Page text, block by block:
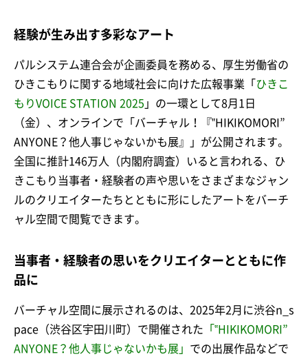
経験が生み出す多彩なアート
パルシステム連合会が企画委員を務める、厚生労働省の
ひきこもりに関する地域社会に向けた広報事業「 ひきこ
もりVOICE STATION 2025 」の一環として8月1日
（金）、オンラインで「バーチャル！『‟HIKIKOMORI”
ANYONE？他人事じゃないかも展』」が公開されます。
全国に推計146万人（内閣府調査）いると言われる、ひ
きこもり当事者・経験者の声や思いをさまざまなジャン
ルのクリエイターたちとともに形にしたアートをバーチ
ャル空間で閲覧できます。
当事者・経験者の思いをクリエイターとともに作
品に
バーチャル空間に展示されるのは、2025年2月に渋谷n_s
pace（渋谷区宇田川町）で開催された 「‟HIKIKOMORI”
ANYONE？他人事じゃないかも展」 での出展作品などで